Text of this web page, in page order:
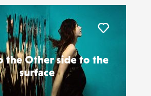
the Other side to the
surface